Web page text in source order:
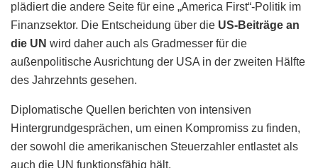
plädiert die andere Seite für eine „America First“-Politik im
Finanzsektor. Die Entscheidung über die US-Beiträge an
die UN wird daher auch als Gradmesser für die
außenpolitische Ausrichtung der USA in der zweiten Hälfte
des Jahrzehnts gesehen.
Diplomatische Quellen berichten von intensiven
Hintergrundgesprächen, um einen Kompromiss zu finden,
der sowohl die amerikanischen Steuerzahler entlastet als
auch die UN funktionsfähig hält.